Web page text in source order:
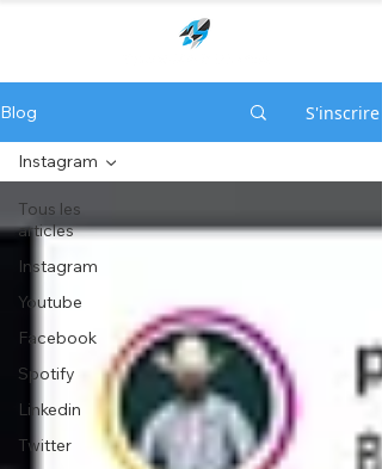
Blog S'inscrire
Tous les
articles
Instagram
Youtube
Facebook
Spotify
Linkedin
Twitter
Instagram